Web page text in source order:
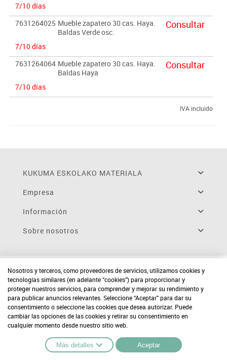
7/10 días
7631264025 Mueble zapatero 30 cas. Haya.
Baldas Verde osc.
7/10 días
Consultar
7631264064 Mueble zapatero 30 cas. Haya.
Baldas Haya
7/10 días
Consultar
IVA incluido
KUKUMA ESKOLAKO MATERIALA
Empresa
Información
Sobre nosotros
Nosotros y terceros, como proveedores de servicios, utilizamos cookies y
tecnologías similares (en adelante “cookies”) para proporcionar y
proteger nuestros servicios, para comprender y mejorar su rendimiento y
para publicar anuncios relevantes. Seleccione “Aceptar” para dar su
consentimiento o seleccione las cookies que desea autorizar. Puede
cambiar las opciones de las cookies y retirar su consentimiento en
cualquier momento desde nuestro sitio web.
Más detalles Aceptar